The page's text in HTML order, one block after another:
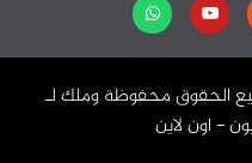
Youtubeتابعنا
واتساب
©️ 2009 - 2024 | جميع الحقوق محفوظة وملك لـ
- اون لاين